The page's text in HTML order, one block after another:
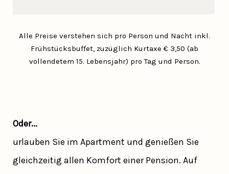
Alle Preise verstehen sich pro Person und Nacht inkl.
Frühstücksbuffet, zuzüglich Kurtaxe € 3,50 (ab
vollendetem 15. Lebensjahr) pro Tag und Person.
Oder...
urlauben Sie im Apartment und genießen Sie
gleichzeitig allen Komfort einer Pension. Auf